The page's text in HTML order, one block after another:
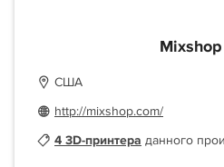
США
http://mixshop.com/
4 3D-принтера данного